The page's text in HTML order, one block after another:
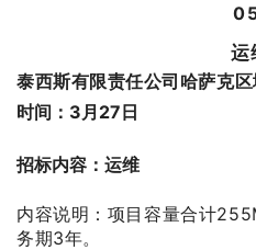
运
泰西斯有限责任公司哈萨克
时间：3月27日
招标内容：运维
内容说明：项目容量合计
务期3年。